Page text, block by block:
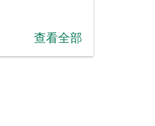
查看全部